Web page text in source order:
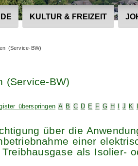
KULTUR & FREIZEIT
(Service-BW)
(Service-BW)
überspringen A B C D E F G H J K
über die
einer
als Isolier-